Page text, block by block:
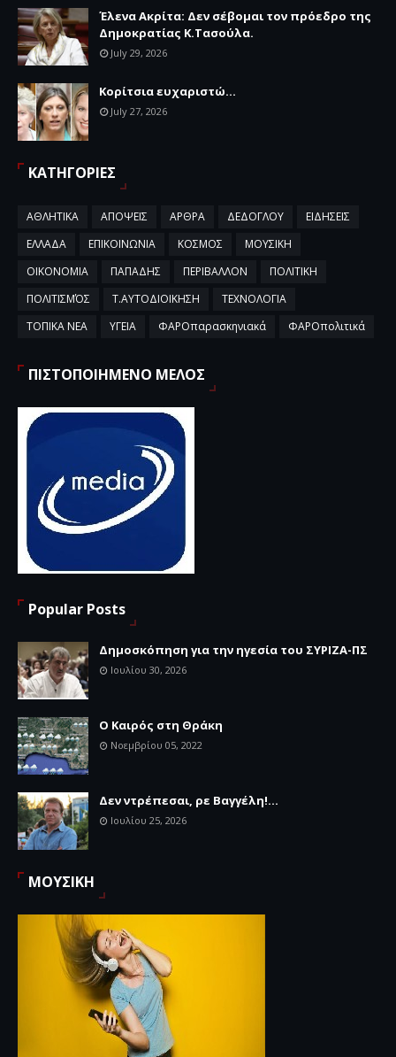
Έλενα Ακρίτα: Δεν σέβομαι τον πρόεδρο της
Δημοκρατίας Κ.Τασούλα.
July 29, 2026
Κορίτσια ευχαριστώ...
July 27, 2026
ΚΑΤΗΓΟΡΙΕΣ
ΑΘΛΗΤΙΚΑ ΑΠΟΨΕΙΣ ΑΡΘΡΑ ΔΕΔΟΓΛΟΥ
ΕΙΔΗΣΕΙΣ
ΕΛΛΑΔΑ
ΕΠΙΚΟΙΝΩΝΙΑ ΚΟΣΜΟΣ
ΜΟΥΣΙΚΗ
ΟΙΚΟΝΟΜΙΑ
ΠΑΠΑΔΗΣ ΠΕΡΙΒΑΛΛΟΝ
ΠΟΛΙΤΙΚΗ
ΠΟΛΙΤΙΣΜΌΣ
Τ.ΑΥΤΟΔΙΟΙΚΗΣΗ
ΤΕΧΝΟΛΟΓΙΑ
ΤΟΠΙΚΑ ΝΕΑ
ΥΓΕΙΑ ΦΑΡΟπαρασκηνιακά ΦΑΡΟπολιτικά
ΠΙΣΤΟΠΟΙΗΜΕΝΟ ΜΕΛΟΣ
Popular Posts
Δημοσκόπηση για την ηγεσία του ΣΥΡΙΖΑ-ΠΣ
Ιουλίου 30, 2026
Ο Καιρός στη Θράκη
Νοεμβρίου 05, 2022
Δεν ντρέπεσαι, ρε Βαγγέλη!...
Ιουλίου 25, 2026
ΜΟΥΣΙΚΗ